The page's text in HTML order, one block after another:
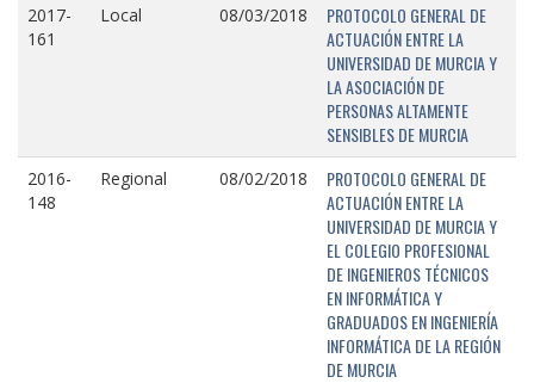
2017-
161
Local 08/03/2018
PROTOCOLO GENERAL DE
ACTUACIÓN ENTRE LA
UNIVERSIDAD DE MURCIA Y
LA ASOCIACIÓN DE
PERSONAS ALTAMENTE
SENSIBLES DE MURCIA
2016-
148
Regional 08/02/2018
PROTOCOLO GENERAL DE
ACTUACIÓN ENTRE LA
UNIVERSIDAD DE MURCIA Y
EL COLEGIO PROFESIONAL
DE INGENIEROS TÉCNICOS
EN INFORMÁTICA Y
GRADUADOS EN INGENIERÍA
INFORMÁTICA DE LA REGIÓN
DE MURCIA